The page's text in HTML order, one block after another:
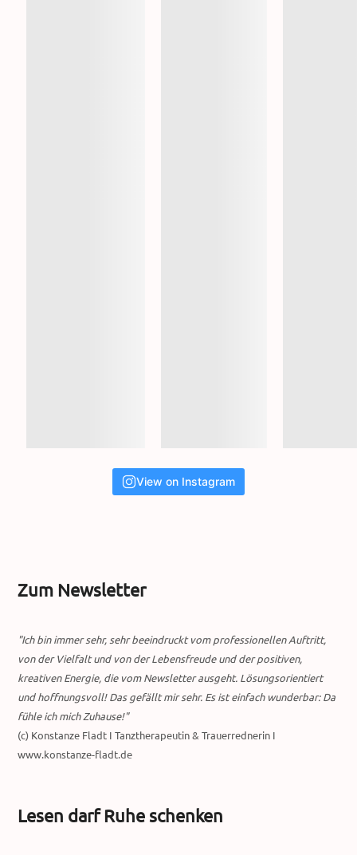
View on Instagram
Zum Newsletter
"Ich bin immer sehr, sehr beeindruckt vom professionellen Auftritt,
von der Vielfalt und von der Lebensfreude und der positiven,
kreativen Energie, die vom Newsletter ausgeht. Lösungsorientiert
und hoffnungsvoll! Das gefällt mir sehr. Es ist einfach wunderbar: Da
fühle ich mich Zuhause!"
(c) Konstanze Fladt I Tanztherapeutin & Trauerrednerin I
www.konstanze-fladt.de
Lesen darf Ruhe schenken